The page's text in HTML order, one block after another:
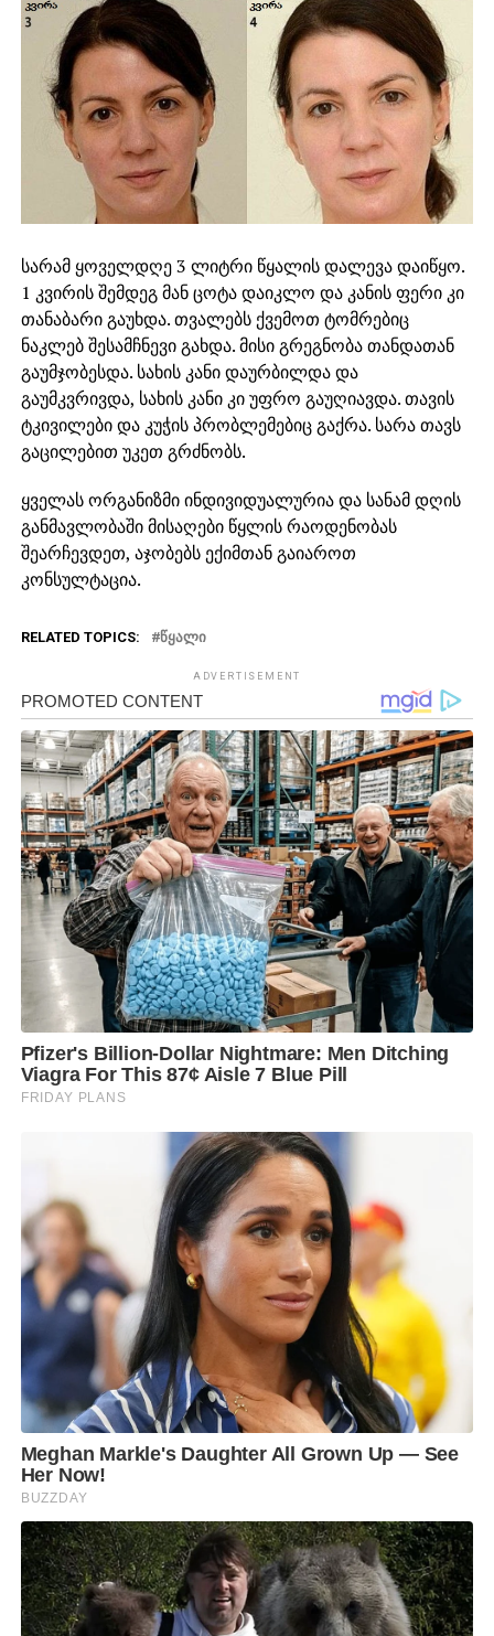
სარამ ყოველდღე 3 ლიტრი წყალის დალევა დაიწყო.
1 კვირის შემდეგ მან ცოტა დაიკლო და კანის ფერი კი
თანაბარი გაუხდა. თვალებს ქვემოთ ტომრებიც
ნაკლებ შესამჩნევი გახდა. მისი გრეგნობა თანდათან
გაუმჯობესდა. სახის კანი დაურბილდა და
გაუმკვრივდა, სახის კანი კი უფრო გაუღიავდა. თავის
ტკივილები და კუჭის პრობლემებიც გაქრა. სარა თავს
გაცილებით უკეთ გრძნობს.
ყველას ორგანიზმი ინდივიდუალურია და სანამ დღის
განმავლობაში მისაღები წყლის რაოდენობას
შეარჩევდეთ, აჯობებს ექიმთან გაიაროთ
კონსულტაცია.
RELATED TOPICS: ᲬᲧᲐᲚᲘ
ADVERTISEMENT